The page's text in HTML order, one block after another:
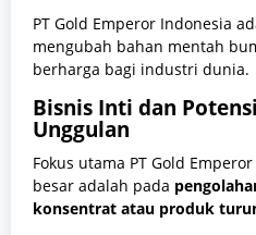
PT Gold Emperor Indonesia
mengubah bahan mentah
berharga bagi industri dunia.
Bisnis Inti dan
Unggulan
Fokus utama PT Gold
besar adalah pada
konsentrat atau produk